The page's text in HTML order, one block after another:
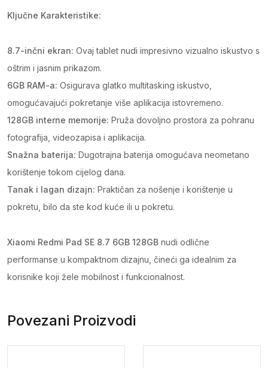
Ključne Karakteristike:
8.7-inčni ekran: Ovaj tablet nudi impresivno vizualno iskustvo s
oštrim i jasnim prikazom.
6GB RAM-a: Osigurava glatko multitasking iskustvo,
omogućavajući pokretanje više aplikacija istovremeno.
128GB interne memorije: Pruža dovoljno prostora za pohranu
fotografija, videozapisa i aplikacija.
Snažna baterija: Dugotrajna baterija omogućava neometano
korištenje tokom cijelog dana.
Tanak i lagan dizajn: Praktičan za nošenje i korištenje u
pokretu, bilo da ste kod kuće ili u pokretu.
Xiaomi Redmi Pad SE 8.7 6GB 128GB nudi odlične
performanse u kompaktnom dizajnu, čineći ga idealnim za
korisnike koji žele mobilnost i funkcionalnost.
Povezani Proizvodi